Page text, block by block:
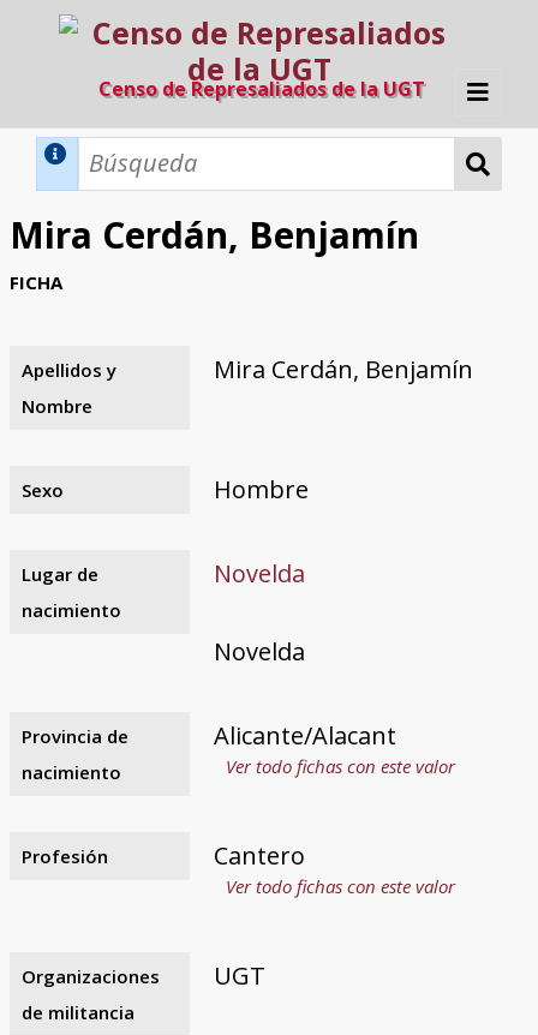
Censo de Represaliados de la UGT
Inicio
Búsqueda Dinámica
Búsqueda Avanzada
Razones y objetivos
El equipo
Colaboradores
Fuentes documentales
Mira Cerdán, Benjamín
FICHA
Apellidos y
Nombre
Mira Cerdán, Benjamín
Sexo Hombre
Lugar de
nacimiento
Novelda
Novelda
Provincia de
nacimiento
Alicante/Alacant
Ver todo fichas con este valor
Profesión Cantero
Ver todo fichas con este valor
Organizaciones
de militancia
UGT